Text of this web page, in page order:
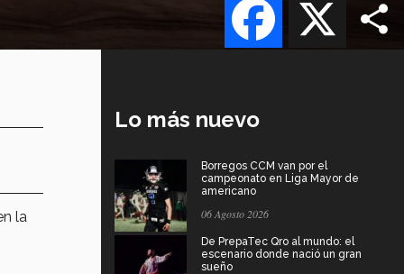
la
Lo más nuevo
Borregos CCM van por el
campeonato en Liga Mayor de
americano
06 Agosto 2026
De PrepaTec Qro al mundo: el
escenario donde nació un gran
sueño